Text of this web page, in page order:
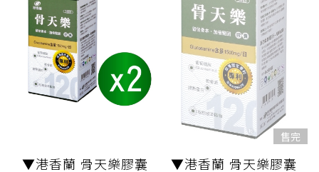
▼港香蘭 骨天樂膠囊
售完
▼港香蘭 骨天樂膠囊